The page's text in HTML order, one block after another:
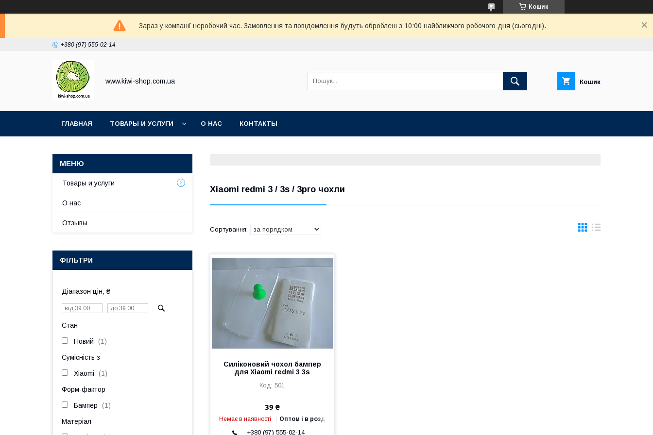
Кошик
Зараз у компанії неробочий час. Замовлення та повідомлення будуть оброблені з 10:00 найближчого робочого дня (сьогодні).
+380 (97) 555-02-14
www.kiwi-shop.com.ua Кошик
ГЛАВНАЯ ТОВАРЫ И УСЛУГИ О НАС КОНТАКТЫ
Xiaomi redmi 3 / 3s / 3pro чохли
Силіконовий чохол бампер
для Xiaomi redmi 3 3s
501
39 ₴
Немає в наявності Оптом і в роздріб
+380 (97) 555-02-14
Товары и услуги
О нас
Отзывы
ФІЛЬТРИ
Діапазон цін, ₴
Стан
Новий 1
Сумісність з
Xiaomi 1
Форм-фактор
Бампер 1
Матеріал